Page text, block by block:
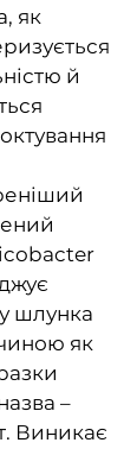
як
й
шлунка
як
–
Виникає